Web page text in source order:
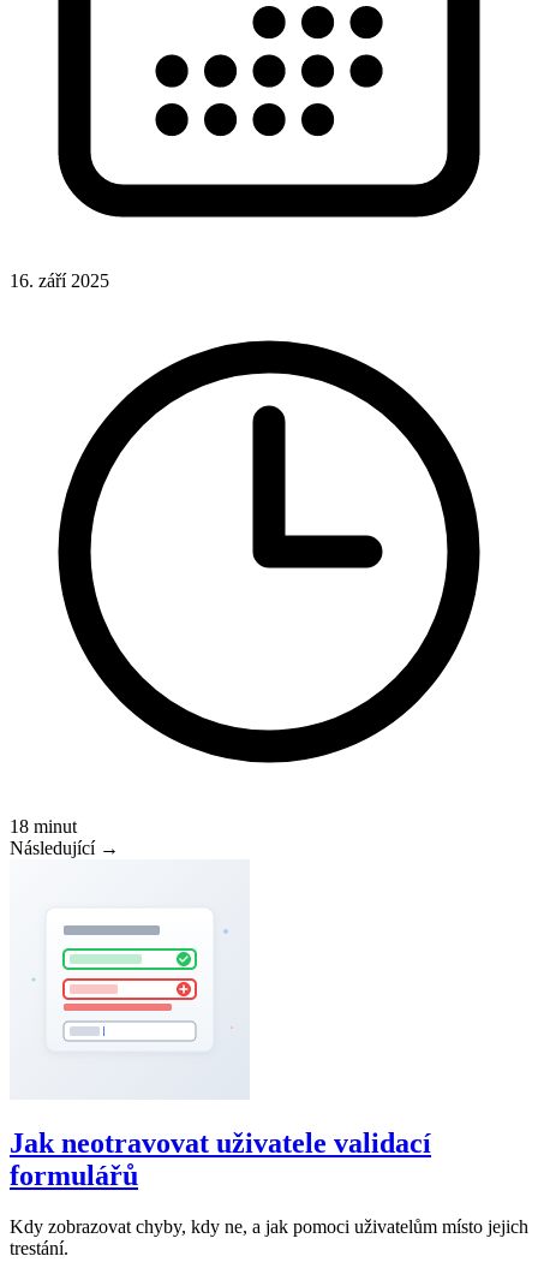
16. září 2025
18 minut
Následující →
Jak neotravovat uživatele validací
formulářů
Kdy zobrazovat chyby, kdy ne, a jak pomoci uživatelům místo jejich
trestání.